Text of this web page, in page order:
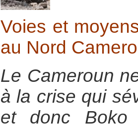
Voies et
au Nord
Le Cameroun
à la crise qui
et donc